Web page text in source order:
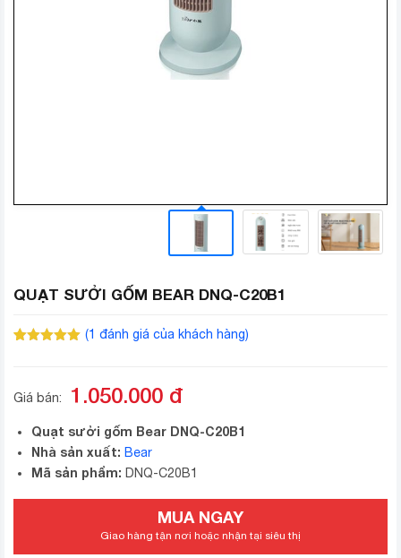
QUẠT SƯỞI GỐM BEAR DNQ-C20B1
(1 đánh giá của khách hàng)
Giá bán: 1.050.000 đ
Quạt sưởi gốm Bear DNQ-C20B1
Nhà sản xuất: Bear
Mã sản phẩm: DNQ-C20B1
MUA NGAY
Giao hàng tận nơi hoặc nhận tại siêu thị